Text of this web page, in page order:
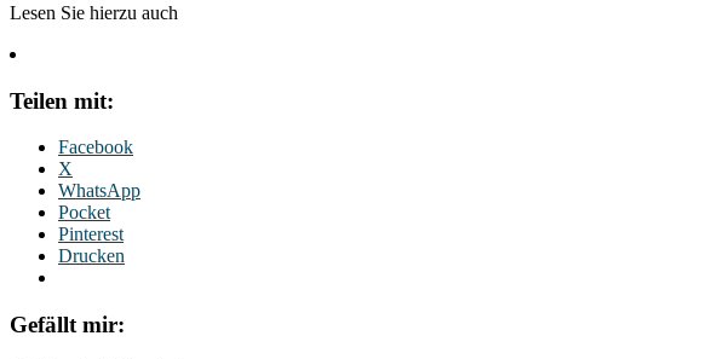
Lesen Sie hierzu auch
Teilen mit:
Facebook
X
WhatsApp
Pocket
Pinterest
Drucken
Gefällt mir: